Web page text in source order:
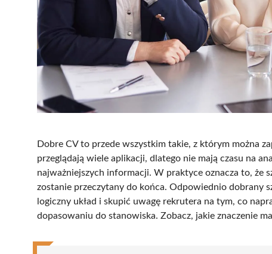
Dobre CV to przede wszystkim takie, z którym można
przeglądają wiele aplikacji, dlatego nie mają czasu na
najważniejszych informacji. W praktyce oznacza to, że
zostanie przeczytany do końca. Odpowiednio dobrany
logiczny układ i skupić uwagę rekrutera na tym, co
dopasowaniu do stanowiska. Zobacz, jakie znaczenie